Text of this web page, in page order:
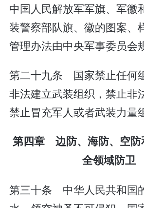
中国人民解放军军旗、军徽
装警察部队旗、徽的图案、
管理办法由中央军事委员会
第二十九条 国家禁止任何
非法建立武装组织，禁止非
禁止冒充军人或者武装力量
第四章 边防、海防、空防
全领域防卫
第三十条 中华人民共和国